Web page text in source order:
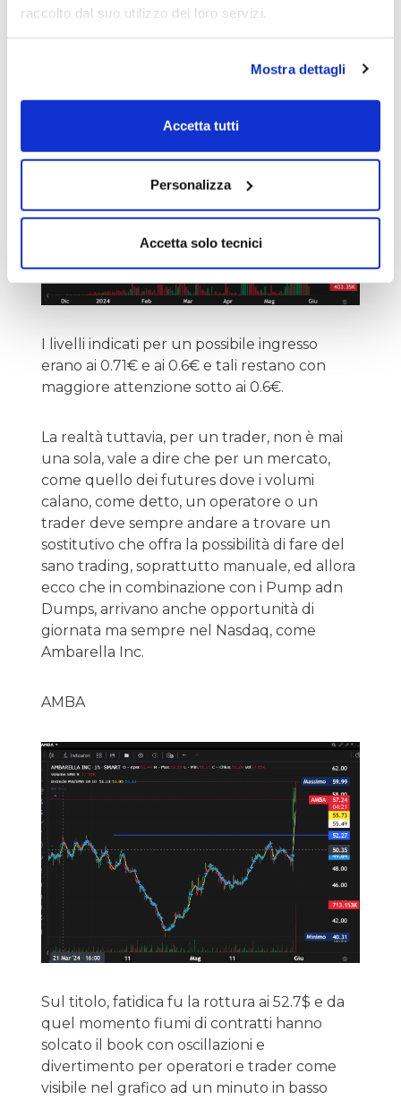
raccolto dal suo utilizzo dei loro servizi.
Mostra dettagli
Accetta tutti
Personalizza
Accetta solo tecnici
I livelli indicati per un possibile ingresso
erano ai 0.71€ e ai 0.6€ e tali restano con
maggiore attenzione sotto ai 0.6€.
La realtà tuttavia, per un trader, non è mai
una sola, vale a dire che per un mercato,
come quello dei futures dove i volumi
calano, come detto, un operatore o un
trader deve sempre andare a trovare un
sostitutivo che offra la possibilità di fare del
sano trading, soprattutto manuale, ed allora
ecco che in combinazione con i Pump adn
Dumps, arrivano anche opportunità di
giornata ma sempre nel Nasdaq, come
Ambarella Inc.
AMBA
Sul titolo, fatidica fu la rottura ai 52.7$ e da
quel momento fiumi di contratti hanno
solcato il book con oscillazioni e
divertimento per operatori e trader come
visibile nel grafico ad un minuto in basso